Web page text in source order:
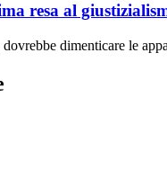
resa al
dimenticare le